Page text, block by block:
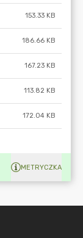
153.33 KB
186.66 KB
167.23 KB
113.82 KB
172.04 KB
METRYCZKA